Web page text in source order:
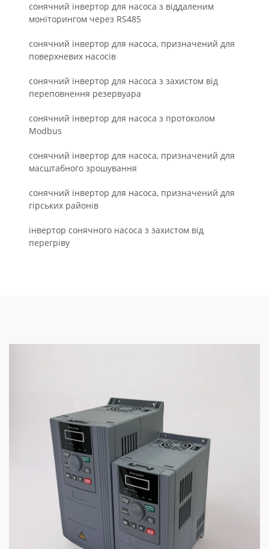
сонячний інвертор для насоса з віддаленим
моніторингом через RS485
сонячний інвертор для насоса, призначений для
поверхневих насосів
сонячний інвертор для насоса з захистом від
переповнення резервуара
сонячний інвертор для насоса з протоколом
Modbus
сонячний інвертор для насоса, призначений для
масштабного зрошування
сонячний інвертор для насоса, призначений для
гірських районів
інвертор сонячного насоса з захистом від
перегріву